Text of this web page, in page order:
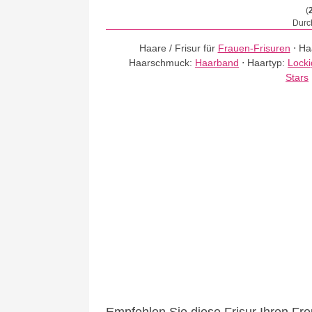
(
Haare / Frisur für Frauen-Frisuren ⋅
Haarschmuck: Haarband ⋅ Haartyp:
Stars